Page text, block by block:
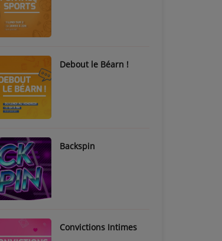
Debout le Béarn !
Backspin
Convictions Intimes